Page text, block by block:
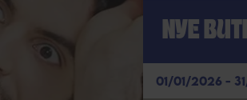
NYE
01/01/2026 -